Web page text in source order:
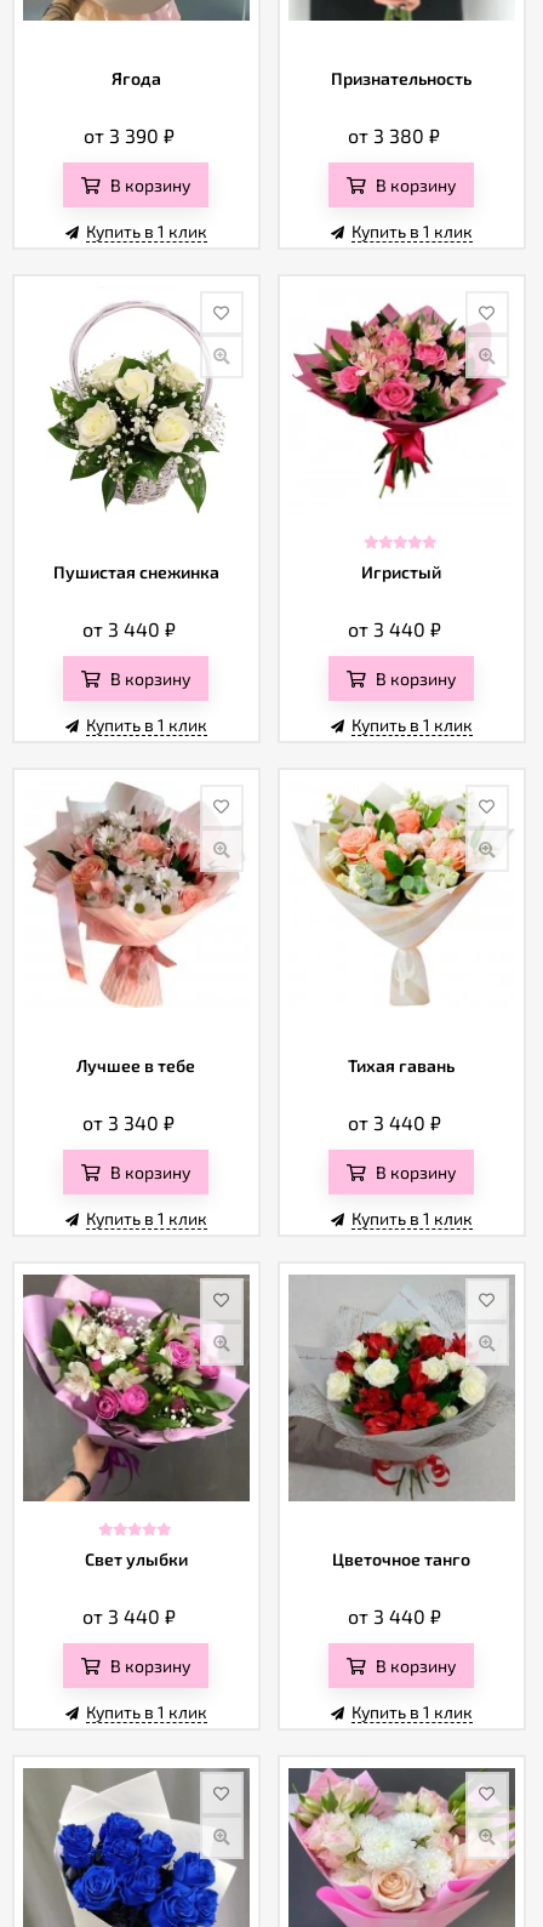
Ягода
от 3 390 ₽
В корзину
Купить в 1 клик
Признательность
от 3 380₽
В корзину
Купить в 1 клик
Пушистая снежинка
от 3 440 ₽
В корзину
Купить в 1 клик
Игристый
от 3 440 ₽
В корзину
Купить в 1 клик
Лучшее в тебе
от 3 340₽
В корзину
Купить в 1 клик
Тихая гавань
от 3 440 ₽
В корзину
Купить в 1 клик
Свет улыбки
от 3 440 ₽
В корзину
Купить в 1 клик
Цветочное танго
от 3 440 ₽
В корзину
Купить в 1 клик